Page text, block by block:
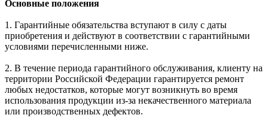
Основные положения
1. Гарантийные обязательства вступают в силу с даты
приобретения и действуют в соответствии с гарантийными
условиями перечисленными ниже.
2. В течение периода гарантийного обслуживания, клиенту на
территории Российской Федерации гарантируется ремонт
любых недостатков, которые могут возникнуть во время
использования продукции из-за некачественного материала
или производственных дефектов.